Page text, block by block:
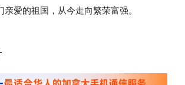
亲爱的祖国，从今走向繁荣富强。